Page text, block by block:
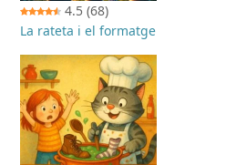
4.5 (68)
La rateta i el formatge